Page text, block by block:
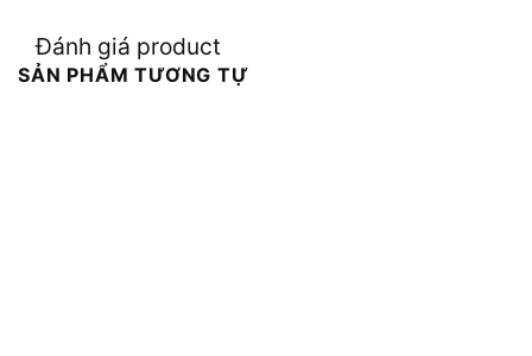
Đánh giá product
SẢN PHẨM TƯƠNG TỰ